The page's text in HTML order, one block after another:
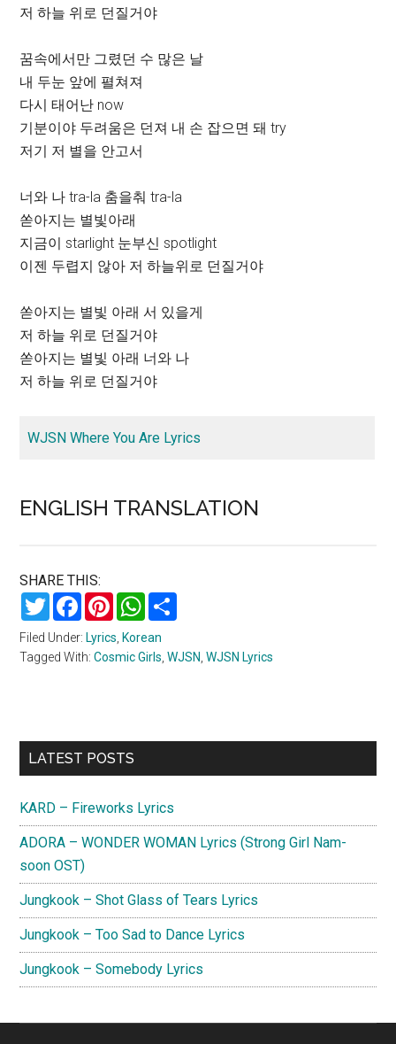
저 하늘 위로 던질거야
꿈속에서만 그렸던 수 많은 날
내 두눈 앞에 펼쳐져
다시 태어난 now
기분이야 두려움은 던져 내 손 잡으면 돼 try
저기 저 별을 안고서
너와 나 tra-la 춤을춰 tra-la
쏟아지는 별빛아래
지금이 starlight 눈부신 spotlight
이젠 두렵지 않아 저 하늘위로 던질거야
쏟아지는 별빛 아래 서 있을게
저 하늘 위로 던질거야
쏟아지는 별빛 아래 너와 나
저 하늘 위로 던질거야
WJSN Where You Are Lyrics
ENGLISH TRANSLATION
SHARE THIS:
TwitterFacebookPinterestWhatsApp
Filed Under: Lyrics Korean
Tagged With:Cosmic Girls ,WJSN ,WJSN Lyrics
Primary
LATEST POSTS
KARD – Fireworks Lyrics
ADORA – WONDER WOMAN Lyrics (Strong Girl Nam-
soon OST)
Jungkook – Shot Glass of Tears Lyrics
Jungkook – Too Sad to Dance Lyrics
Jungkook – Somebody Lyrics